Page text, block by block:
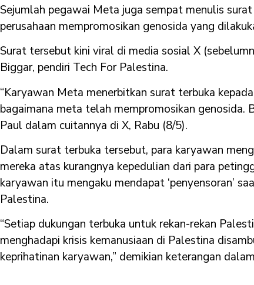
Sejumlah pegawai Meta juga sempat menulis
perusahaan mempromosikan genosida yang
Surat tersebut kini viral di media sosial X
Biggar, pendiri Tech For Palestina.
“Karyawan Meta menerbitkan surat terbuka
bagaimana meta telah mempromosikan genosida.
Paul dalam cuitannya di X, Rabu (8/5).
Dalam surat terbuka tersebut, para karyawan
mereka atas kurangnya kepedulian dari para
karyawan itu mengaku mendapat ‘penyensoran’
Palestina.
“Setiap dukungan terbuka untuk rekan-rekan
menghadapi krisis kemanusiaan di Palestina
keprihatinan karyawan,” demikian keterangan